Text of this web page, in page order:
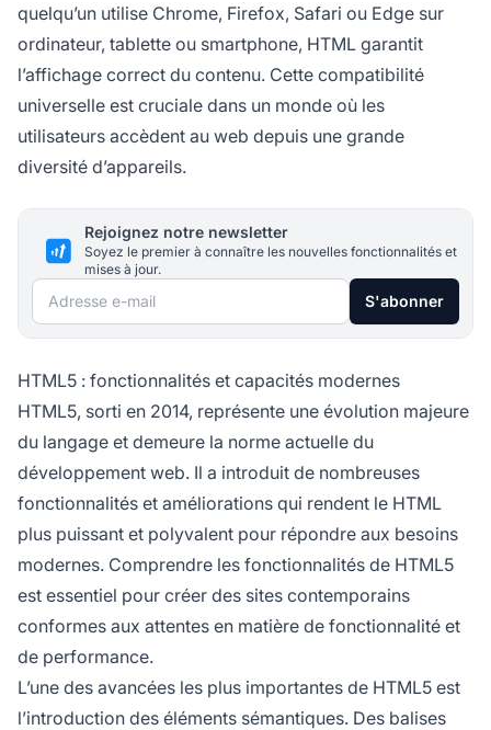
quelqu’un utilise Chrome, Firefox, Safari ou Edge sur
ordinateur, tablette ou smartphone, HTML garantit
l’affichage correct du contenu. Cette compatibilité
universelle est cruciale dans un monde où les
utilisateurs accèdent au web depuis une grande
diversité d’appareils.
Rejoignez notre newsletter
Soyez le premier à connaître les nouvelles fonctionnalités et
mises à jour.
Adresse e-mail S'abonner
HTML5 : fonctionnalités et capacités modernes
HTML5, sorti en 2014, représente une évolution majeure
du langage et demeure la norme actuelle du
développement web. Il a introduit de nombreuses
fonctionnalités et améliorations qui rendent le HTML
plus puissant et polyvalent pour répondre aux besoins
modernes. Comprendre les fonctionnalités de HTML5
est essentiel pour créer des sites contemporains
conformes aux attentes en matière de fonctionnalité et
de performance.
L’une des avancées les plus importantes de HTML5 est
l’introduction des éléments sémantiques. Des balises